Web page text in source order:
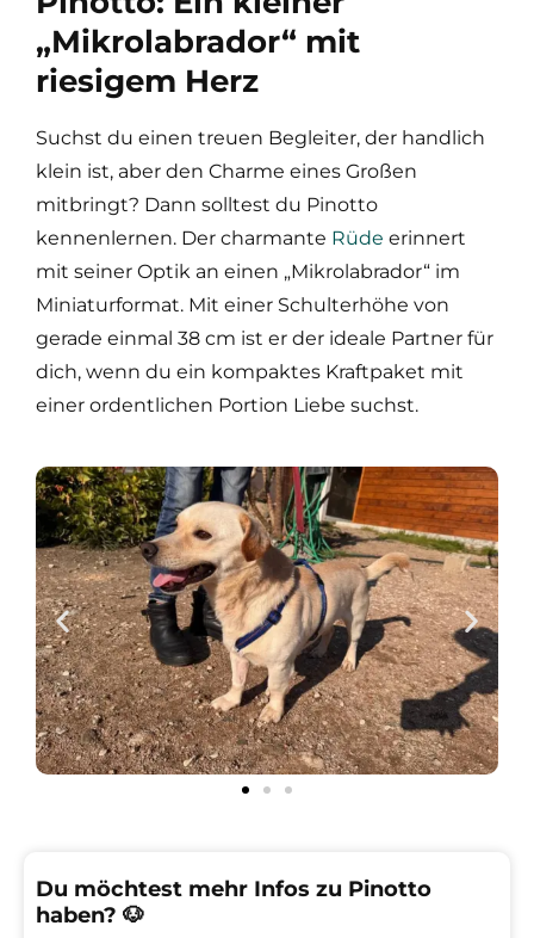
„Mikrolabrador“ mit
riesigem Herz
Suchst du einen treuen Begleiter, der handlich
klein ist, aber den Charme eines Großen
mitbringt? Dann solltest du Pinotto
kennenlernen. Der charmante Rüde erinnert
mit seiner Optik an einen „Mikrolabrador“ im
Miniaturformat. Mit einer Schulterhöhe von
gerade einmal 38 cm ist er der ideale Partner für
dich, wenn du ein kompaktes Kraftpaket mit
einer ordentlichen Portion Liebe suchst.
Du möchtest mehr Infos zu Pinotto
haben? 🐶